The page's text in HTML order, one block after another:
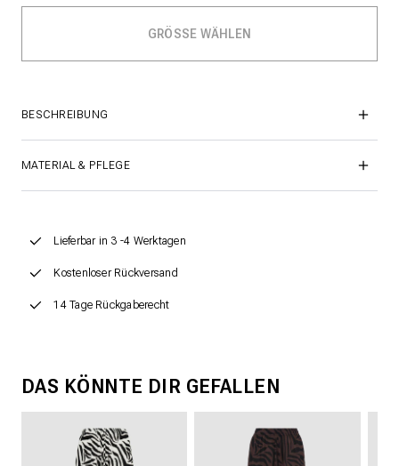
BESCHREIBUNG
MATERIAL & PFLEGE
Lieferbar in 3 -4 Werktagen
Kostenloser Rückversand
14 Tage Rückgaberecht
DAS KÖNNTE DIR GEFALLEN